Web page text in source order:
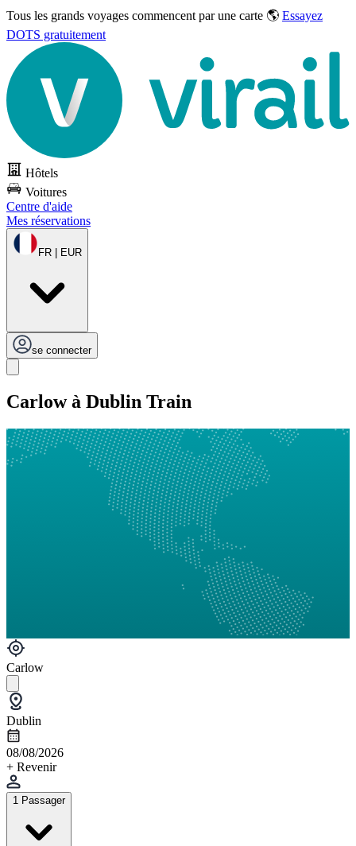
Tous les grands voyages commencent par une carte 🌎 Essayez
DOTS gratuitement
Hôtels
Voitures
Centre d'aide
Mes réservations
FR | EUR
se connecter
Carlow à Dublin Train
Carlow
Dublin
08/08/2026
+ Revenir
1 Passager